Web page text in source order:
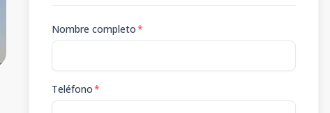
Nombre completo*
Teléfono*